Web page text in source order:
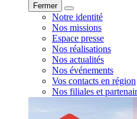
Fermer
Qui sommes-nous
FermerQui
Notre identité
Nos missions
Espace presse
Nos réalisations
Nos actualités
Nos événements
Vos contacts en région
Nos filiales et